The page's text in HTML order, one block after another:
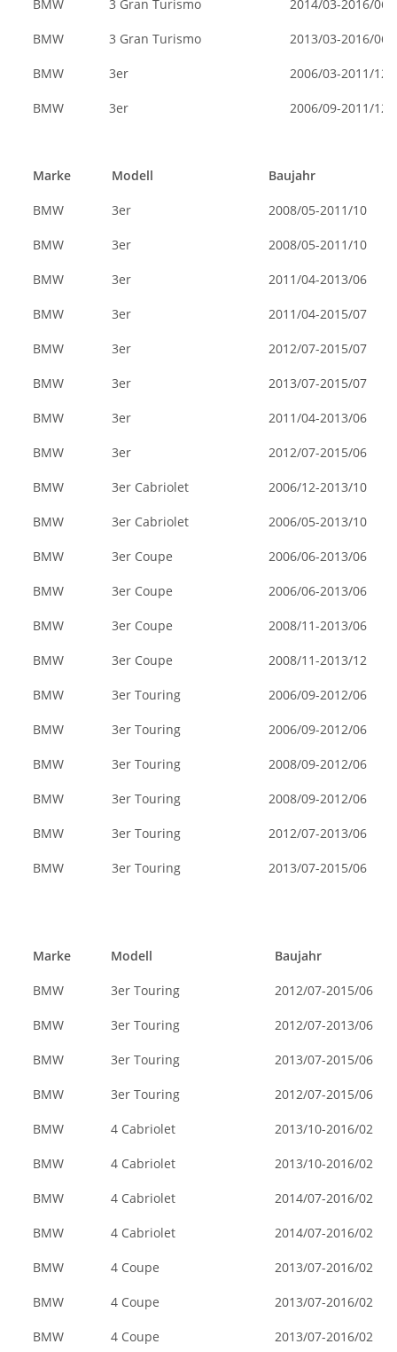
BMW 3 Gran Turismo 2014/03-2016/06
BMW 3 Gran Turismo 2013/03-2016/06
BMW 3er 2006/03-2011/12
BMW 3er 2006/09-2011/12
Marke Modell Baujahr
BMW 3er 2008/05-2011/10
BMW 3er 2008/05-2011/10
BMW 3er 2011/04-2013/06
BMW 3er 2011/04-2015/07
BMW 3er 2012/07-2015/07
BMW 3er 2013/07-2015/07
BMW 3er 2011/04-2013/06
BMW 3er 2012/07-2015/06
BMW 3er Cabriolet 2006/12-2013/10
BMW 3er Cabriolet 2006/05-2013/10
BMW 3er Coupe 2006/06-2013/06
BMW 3er Coupe 2006/06-2013/06
BMW 3er Coupe 2008/11-2013/06
BMW 3er Coupe 2008/11-2013/12
BMW 3er Touring 2006/09-2012/06
BMW 3er Touring 2006/09-2012/06
BMW 3er Touring 2008/09-2012/06
BMW 3er Touring 2008/09-2012/06
BMW 3er Touring 2012/07-2013/06
BMW 3er Touring 2013/07-2015/06
Marke Modell Baujahr
BMW 3er Touring 2012/07-2015/06
BMW 3er Touring 2012/07-2013/06
BMW 3er Touring 2013/07-2015/06
BMW 3er Touring 2012/07-2015/06
BMW 4 Cabriolet 2013/10-2016/02
BMW 4 Cabriolet 2013/10-2016/02
BMW 4 Cabriolet 2014/07-2016/02
BMW 4 Cabriolet 2014/07-2016/02
BMW 4 Coupe 2013/07-2016/02
BMW 4 Coupe 2013/07-2016/02
BMW 4 Coupe 2013/07-2016/02